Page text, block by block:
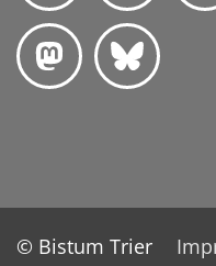
© Bistum Trier